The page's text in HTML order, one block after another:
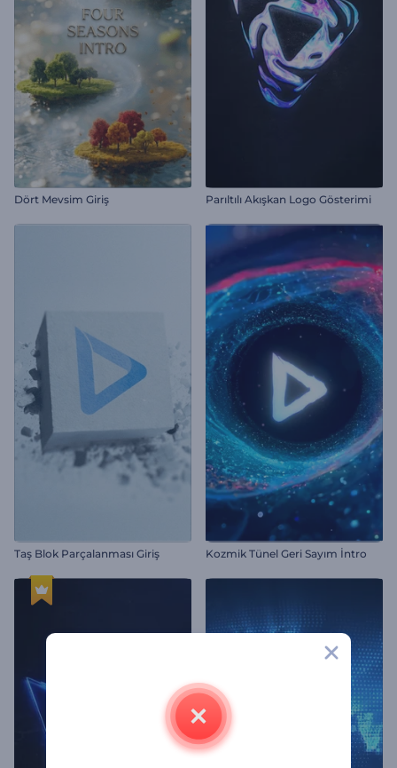
Dört Mevsim Giriş Parıltılı Akışkan Logo Gösterimi
Taş Blok Parçalanması Giriş Kozmik Tünel Geri Sayım İntro